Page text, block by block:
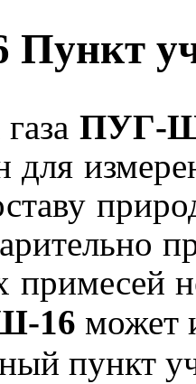
ПУГ-
для
примесей
16 может
пункт